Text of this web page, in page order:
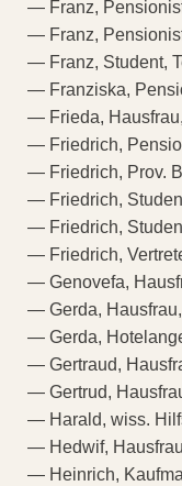
— Franz,
— Franz,
— Franz, Student,
— Franziska,
— Frieda,
— Friedrich,
— Friedrich, Prov.
— Friedrich,
— Friedrich,
— Friedrich,
— Genovefa,
— Gerda,
— Gerda,
— Gertraud,
— Gertrud,
— Harald, wiss.
— Hedwif,
— Heinrich,